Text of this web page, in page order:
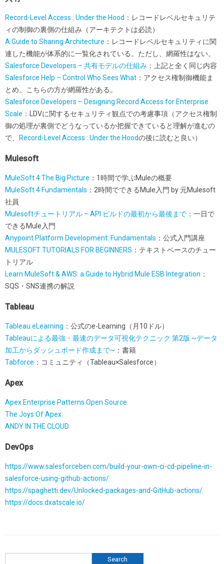
Record-Level Access : Under the Hood ：レコードレベルセキュリテ
ィの制御の裏側の仕組み（アーキテクトは必読）
A Guide to Sharing Architecture ：レコードレベルセキュリティに関
連した機能が体系的に一覧化されている。ただし、網羅性はない。
Salesforce Developers – 共有モデルの仕組み ：上記と全く同じ内容
Salesforce Help – Control Who Sees What ：アクセス権制御機能ま
とめ。こちらの方が網羅性がある。
Salesforce Developers – Designing Record Access for Enterprise
Scale ：LDVに関するセキュリティ観点での考慮事項（アクセス権制
御の処理が裏側でどうなっているか把握できていると理解が進むの
で、
Record-Level Access : Under the Hoodの後に読むと良い）
Mulesoft
MuleSoft 4 The Big Picture ：1時間で学ぶMuleの概要
MuleSoft 4 Fundamentals ：2時間でできるMule入門 by 元Mulesoft
社員
Mulesoftチュートリアル – API ビルドの最初から最後まで ：一日で
できるMule入門
Anypoint Platform Development: Fundamentals ：公式入門講座
MULESOFT TUTORIALS FOR BEGINNERS ：テキストベースのチュー
トリアル
Learn MuleSoft & AWS: a Guide to Hybrid Mule ESB Integration ：
SQS・SNS連携の解説
Tableau
Tableau eLearning ：公式のe-Learning（月10ドル）
Tableauによる最強・最速のデータ可視化テクニック 第2版 ~データ
加工からダッシュボード作成まで~ ：書籍
Tabforce ：コミュニティ（Tableau×Salesforce）
Apex
Apex Enterprise Patterns Open Source
The Joys Of Apex
ANDY IN THE CLOUD
DevOps
https://www.salesforceben.com/build-your-own-ci-cd-pipeline-in-
salesforce-using-github-actions/
https://spaghetti.dev/Unlocked-packages-and-GitHub-actions/
https://docs.dxatscale.io/
検索
Search